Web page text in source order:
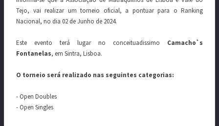
Tejo, vai realizar um torneio oficial, a pontuar para o Ranking
Nacional, no dia 02 de Junho de 2024.
Este evento terá lugar no conceituadissimo Camacho`s
Fontanelas, em Sintra, Lisboa.
O torneio será realizado nas seguintes categorias:
- Open Doubles
- Open Singles